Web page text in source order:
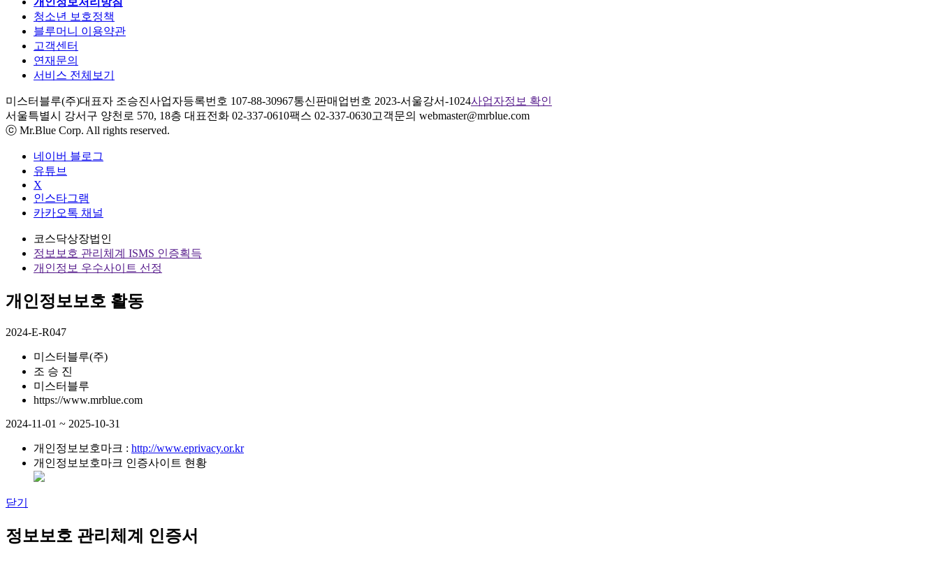
청소년 보호정책
블루머니 이용약관
고객센터
연재문의
서비스 전체보기
미스터블루(주)대표자 조승진사업자등록번호 107-88-30967통신판매업번호 2023-서울강서-1024사업자정보 확인
서울특별시 강서구 양천로 570, 18층 대표전화 02-337-0610팩스 02-337-0630고객문의 webmaster@mrblue.com
ⓒ Mr.Blue Corp. All rights reserved.
네이버 블로그
유튜브
X
인스타그램
카카오톡 채널
코스닥상장법인
정보보호 관리체계 ISMS 인증획득
개인정보 우수사이트 선정
개인정보보호 활동
2024-E-R047
미스터블루(주)
조 승 진
미스터블루
https://www.mrblue.com
2024-11-01 ~ 2025-10-31
개인정보보호마크 : http://www.eprivacy.or.kr
개인정보보호마크 인증사이트 현황
닫기
정보보호 관리체계 인증서